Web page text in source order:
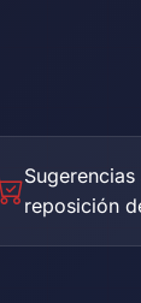
reposición